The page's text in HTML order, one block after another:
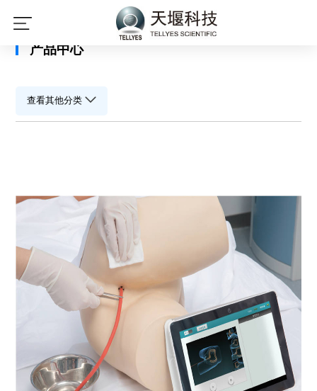
产品中心
查看其他分类